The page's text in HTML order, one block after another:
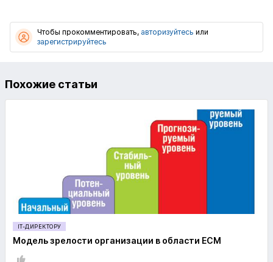
Чтобы прокомментировать, авторизуйтесь или
зарегистрируйтесь
Похожие статьи
IT-ДИРЕКТОРУ
Модель зрелости организации в области ECM